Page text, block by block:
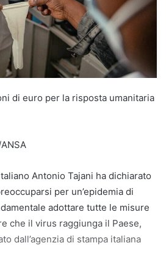
di euro per la risposta umanitaria
Antonio Tajani ha dichiarato
per un’epidemia di
adottare tutte le misure
che il virus raggiunga il Paese,
dall’agenzia di stampa italiana